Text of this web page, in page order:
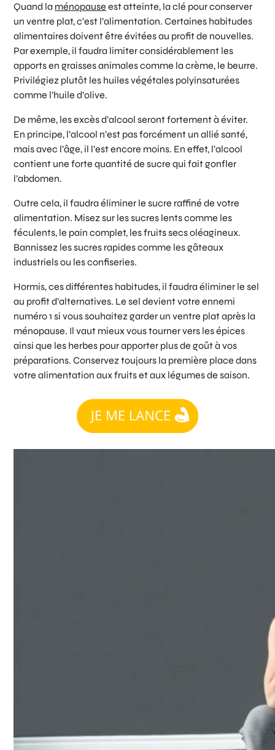
Quand la ménopause est atteinte, la clé pour conserver
un ventre plat, c’est l’alimentation. Certaines habitudes
alimentaires doivent être évitées au profit de nouvelles.
Par exemple, il faudra limiter considérablement les
apports en graisses animales comme la crème, le beurre.
Privilégiez plutôt les huiles végétales polyinsaturées
comme l’huile d’olive.
De même, les excès d’alcool seront fortement à éviter.
En principe, l’alcool n’est pas forcément un allié santé,
mais avec l’âge, il l’est encore moins. En effet, l’alcool
contient une forte quantité de sucre qui fait gonfler
l’abdomen.
Outre cela, il faudra éliminer le sucre raffiné de votre
alimentation. Misez sur les sucres lents comme les
féculents, le pain complet, les fruits secs oléagineux.
Bannissez les sucres rapides comme les gâteaux
industriels ou les confiseries.
Hormis, ces différentes habitudes, il faudra éliminer le sel
au profit d’alternatives. Le sel devient votre ennemi
numéro 1 si vous souhaitez garder un ventre plat après la
ménopause. Il vaut mieux vous tourner vers les épices
ainsi que les herbes pour apporter plus de goût à vos
préparations. Conservez toujours la première place dans
votre alimentation aux fruits et aux légumes de saison.